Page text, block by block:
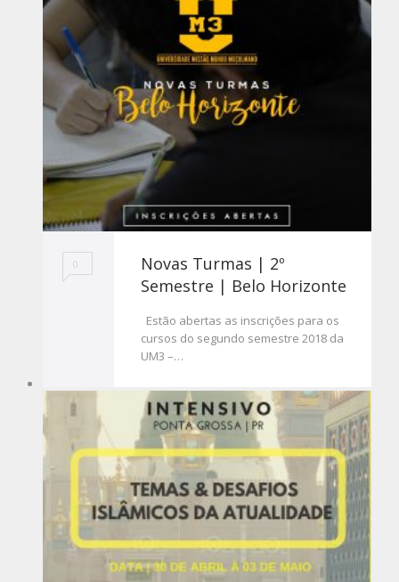
0
Novas Turmas | 2º
Semestre | Belo Horizonte
Estão abertas as inscrições para os
cursos do segundo semestre 2018 da
UM3 –…